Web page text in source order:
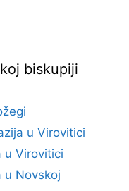
biskupiji
u Virovitici
u Virovitici
u Novskoj